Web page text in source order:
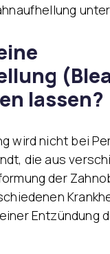
lassen?
wird nicht bei
die aus
der
Entzündung